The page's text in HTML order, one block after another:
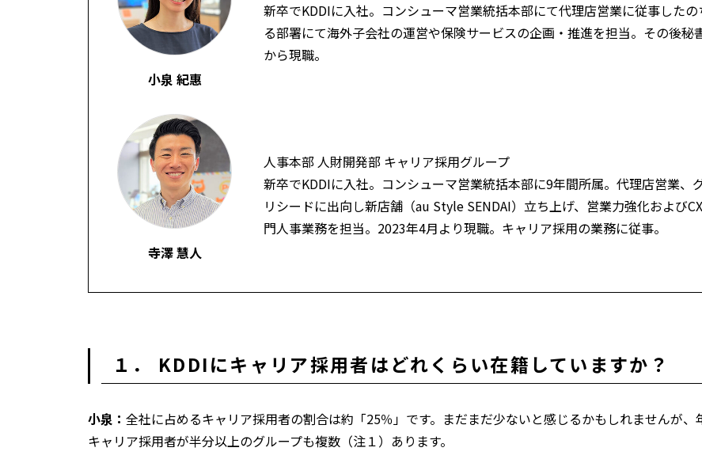
小泉 紀惠
新卒でKDDIに入社。コンシューマ営業統括本部にて代理店営業に従事した
る部署にて海外子会社の運営や保険サービスの企画・推進を担当。その後秘
から現職。
寺澤 慧人
人事本部 人財開発部 キャリア採用グループ
新卒でKDDIに入社。コンシューマ営業統括本部に9年間所属。代理店営業、
リシードに出向し新店舗（au Style SENDAI）立ち上げ、営業力強化および
門人事業務を担当。2023年4月より現職。キャリア採用の業務に従事。
１． KDDIにキャリア採用者はどれくらい在籍していますか？
小泉： 全社に占めるキャリア採用者の割合は約「25％」です。まだまだ少ないと感じるかもしれませんが、
キャリア採用者が半分以上のグループも複数（注１）あります。